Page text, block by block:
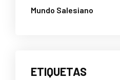
Mundo Salesiano
ETIQUETAS